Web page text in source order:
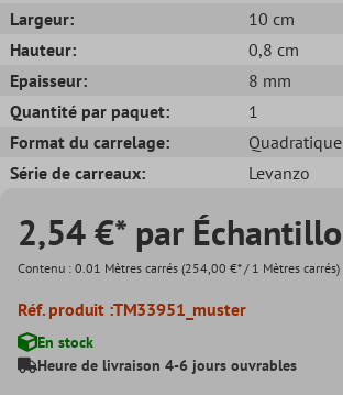
Largeur:
10 cm
Hauteur:
0,8 cm
Epaisseur:
8 mm
Quantité par paquet:
1
Format du carrelage:
Quadratique
Série de carreaux:
Levanzo
2,54 €* par Échantillo
Contenu : 0.01 Mètres carrés (254,00 €* / 1 Mètres carrés)
Réf. produit :TM33951_muster
En stock
Heure de livraison 4-6 jours ouvrables